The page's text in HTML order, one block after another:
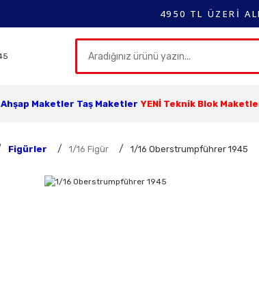
4950 TL ÜZERİ
Ahşap Maketler Taş Maketler YENİ Teknik Blok
Figürler 1/16 Figür 1/16 Oberstrumpführer 1945